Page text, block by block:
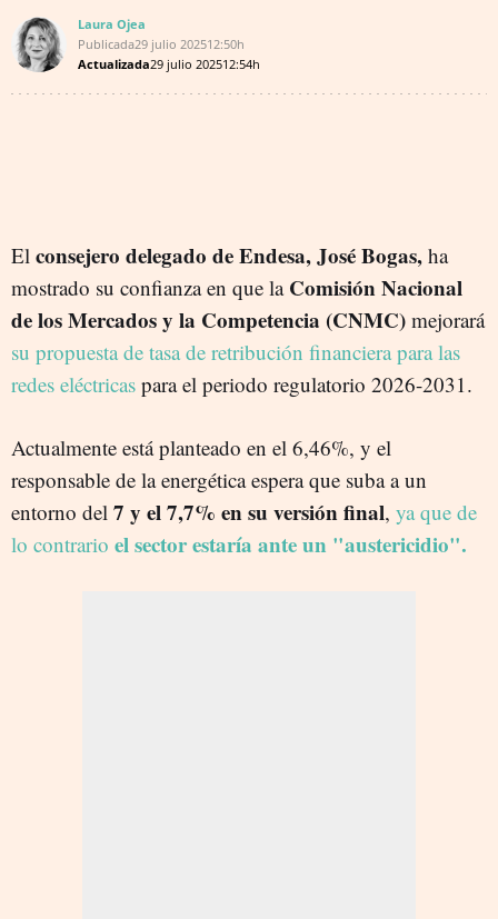
Laura Ojea
Publicada29 julio 202512:50h
Actualizada29 julio 202512:54h
El consejero delegado de Endesa, José Bogas, ha
mostrado su confianza en que la Comisión Nacional
de los Mercados y la Competencia (CNMC) mejorará
su propuesta de tasa de retribución financiera para las
redes eléctricas para el periodo regulatorio 2026-2031.
Actualmente está planteado en el 6,46%, y el
responsable de la energética espera que suba a un
entorno del 7 y el 7,7% en su versión final, ya que de
lo contrario el sector estaría ante un "austericidio".